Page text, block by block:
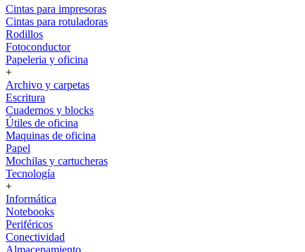
Cintas para impresoras
Cintas para rotuladoras
Rodillos
Fotoconductor
Papeleria y oficina
+
Archivo y carpetas
Escritura
Cuadernos y blocks
Útiles de oficina
Maquinas de oficina
Papel
Mochilas y cartucheras
Tecnología
+
Informática
Notebooks
Periféricos
Conectividad
Almacenamiento